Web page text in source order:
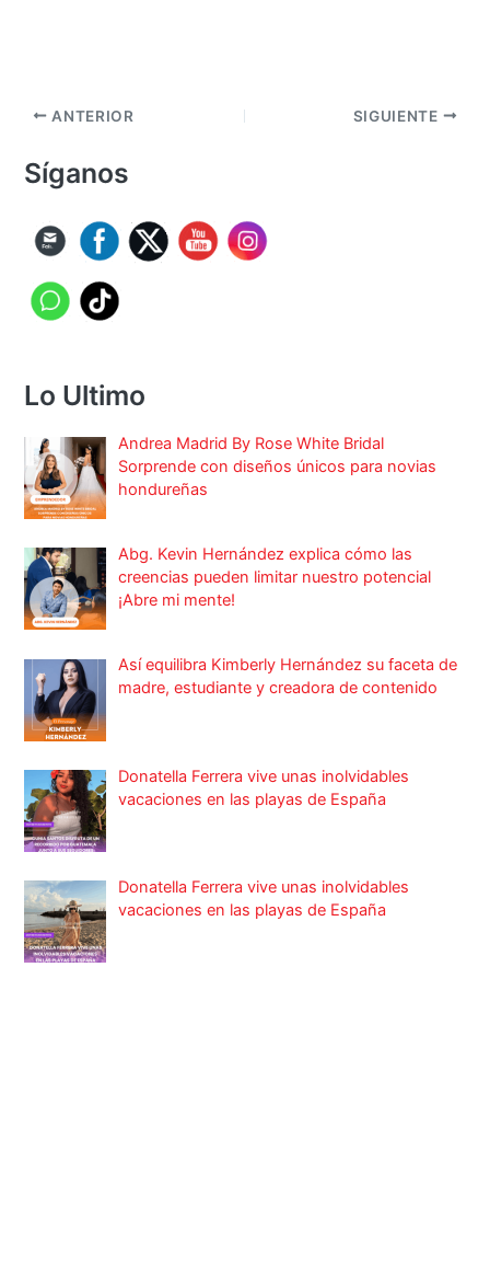
ANTERIOR SIGUIENTE
Síganos
Lo Ultimo
Andrea Madrid By Rose White Bridal
Sorprende con diseños únicos para novias
hondureñas
Abg. Kevin Hernández explica cómo las
creencias pueden limitar nuestro potencial
¡Abre mi mente!
Así equilibra Kimberly Hernández su faceta de
madre, estudiante y creadora de contenido
Donatella Ferrera vive unas inolvidables
vacaciones en las playas de España
Donatella Ferrera vive unas inolvidables
vacaciones en las playas de España